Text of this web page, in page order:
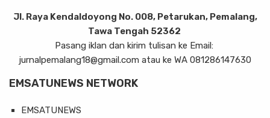
Jl. Raya Kendaldoyong No. 008, Petarukan, Pemalang,
Tawa Tengah 52362
Pasang iklan dan kirim tulisan ke Email:
jurnalpemalang18@gmail.com atau ke WA 081286147630
EMSATUNEWS NETWORK
EMSATUNEWS